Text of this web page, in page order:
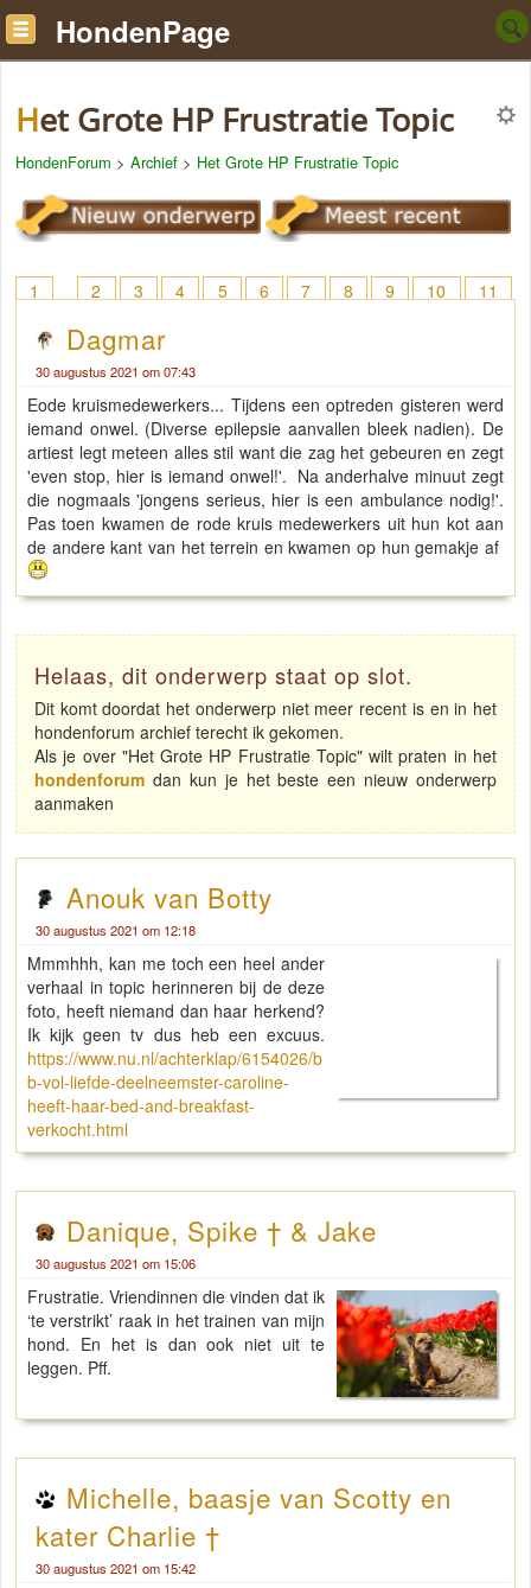
HondenPage
Het Grote HP Frustratie Topic
HondenForum > Archief > Het Grote HP Frustratie Topic
1 2 3 4 5 6 7 8 9 10
11
Dagmar
30 augustus 2021 om 07:43
Eode kruismedewerkers... Tijdens een optreden gisteren werd
iemand onwel. (Diverse epilepsie aanvallen bleek nadien). De
artiest legt meteen alles stil want die zag het gebeuren en zegt
'even stop, hier is iemand onwel!'. Na anderhalve minuut zegt
die nogmaals 'jongens serieus, hier is een ambulance nodig!'.
Pas toen kwamen de rode kruis medewerkers uit hun kot aan
de andere kant van het terrein en kwamen op hun gemakje af
Helaas, dit onderwerp staat op slot.
Dit komt doordat het onderwerp niet meer recent is en in het
hondenforum archief terecht ik gekomen.
Als je over "Het Grote HP Frustratie Topic" wilt praten in het
hondenforum dan kun je het beste een nieuw onderwerp
aanmaken
Anouk van Botty
30 augustus 2021 om 12:18
Mmmhhh, kan me toch een heel ander
verhaal in topic herinneren bij de deze
foto, heeft niemand dan haar herkend?
Ik kijk geen tv dus heb een excuus.
https://www.nu.nl/achterklap/6154026/b
b-vol-liefde-deelneemster-caroline-
heeft-haar-bed-and-breakfast-
verkocht.html
Danique, Spike † & Jake
30 augustus 2021 om 15:06
Frustratie. Vriendinnen die vinden dat ik
‘te verstrikt’ raak in het trainen van mijn
hond. En het is dan ook niet uit te
leggen. Pff.
Michelle, baasje van Scotty en
kater Charlie †
30 augustus 2021 om 15:42